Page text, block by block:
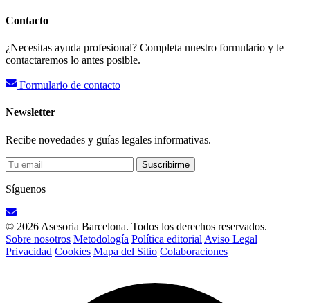
Contacto
¿Necesitas ayuda profesional? Completa nuestro formulario y te
contactaremos lo antes posible.
Formulario de contacto
Newsletter
Recibe novedades y guías legales informativas.
Suscribirme
Síguenos
© 2026 Asesoria Barcelona. Todos los derechos reservados.
Sobre nosotros Metodología Política editorial Aviso Legal
Privacidad Cookies Mapa del Sitio Colaboraciones